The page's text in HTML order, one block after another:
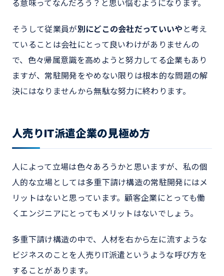
る意味ってなんだろう？と思い悩むようになります。
そうして従業員が別にどこの会社だっていいや と考え
ていることは会社にとって良いわけがありませんの
で、色々帰属意識を高めようと努力してる企業もあり
ますが、常駐開発をやめない限りは根本的な問題の解
決にはなりませんから無駄な努力に終わります。
人売りIT派遣企業の見極め方
人によって立場は色々あろうかと思いますが、私の個
人的な立場としては多重下請け構造の常駐開発にはメ
リットはないと思っています。顧客企業にとっても働
くエンジニアにとってもメリットはないでしょう。
多重下請け構造の中で、人材を右から左に流すような
ビジネスのことを人売りIT派遣というような呼び方を
することがあります。